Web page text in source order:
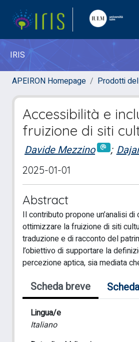
IRIS
APEIRON Homepage Prodotti
Accessibilità e
fruizione di siti
Davide Mezzino ;
2025-01-01
Abstract
Il contributo propone un’analisi
ottimizzare la fruizione di siti
traduzione e di racconto del
l’obiettivo di supportare la
percezione aptica, sia mediata
Scheda breve
Lingua/e
Italiano